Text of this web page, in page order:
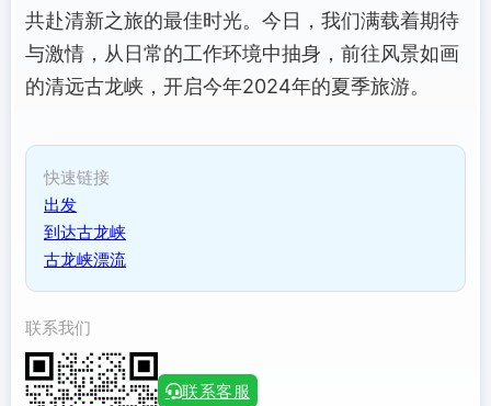
共赴清新之旅的最佳时光。今日，我们满载着期待
与激情，从日常的工作环境中抽身，前往风景如画
的清远古龙峡，开启今年2024年的夏季旅游。
快速链接
出发
到达古龙峡
古龙峡漂流
联系我们
联系客服